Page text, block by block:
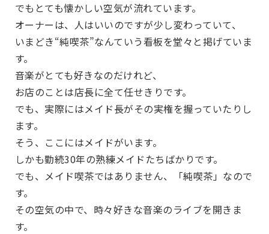
でもとても懐かしい空気が流れています。
オーナーは、人はいいのですが少し変わっていて、
いまどき“純喫茶”なんていう看板を堂々と掲げていま
す。
音楽がとても好きなのだけれど、
お店のことは店長に全て任せきりです。
でも、実際にはメイド長がその実権を握っていたりし
ます。
そう、ここにはメイドがいます。
しかも勤続30年の熟練メイドたちばかりです。
でも、メイド喫茶ではありません、「純喫茶」なので
す。
その空気の中で、時々好きな音楽のライブを開きま
す。